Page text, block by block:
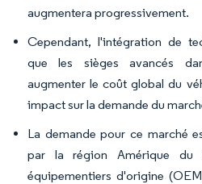
augmentera progressivement.
Cependant, l'intégration de
que les sièges avancés
augmenter le coût global du
impact sur la demande du
La demande pour ce marché
par la région Amérique du
équipementiers d'origine